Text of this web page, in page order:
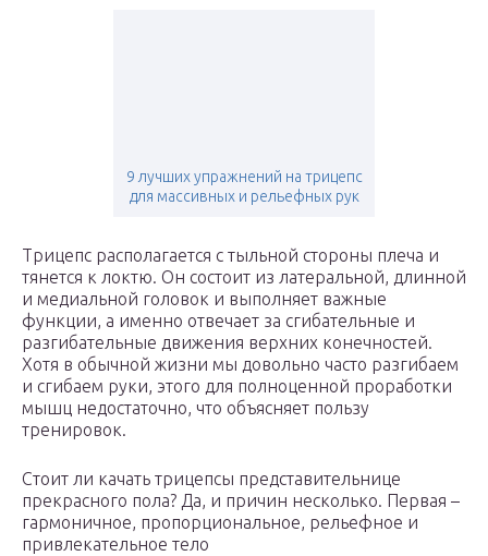
9 лучших упражнений на трицепс
для массивных и рельефных рук
Трицепс располагается с тыльной стороны плеча и
тянется к локтю. Он состоит из латеральной, длинной
и медиальной головок и выполняет важные
функции, а именно отвечает за сгибательные и
разгибательные движения верхних конечностей.
Хотя в обычной жизни мы довольно часто разгибаем
и сгибаем руки, этого для полноценной проработки
мышц недостаточно, что объясняет пользу
тренировок.
Стоит ли качать трицепсы представительнице
прекрасного пола? Да, и причин несколько. Первая –
гармоничное, пропорциональное, рельефное и
привлекательное тело